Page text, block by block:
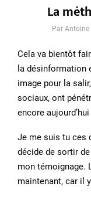
La
Par Antoine
Cela va bientôt
la désinformation
image pour la
sociaux, ont
encore
Je me suis tu ces
décide de sortir
mon témoignage.
maintenant, car il